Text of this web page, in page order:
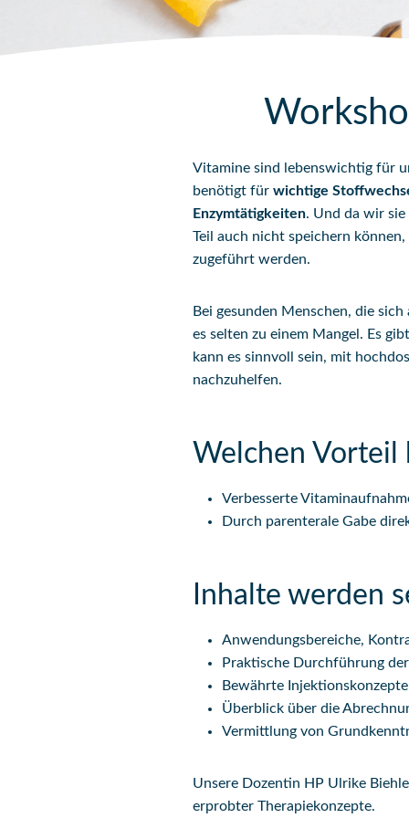
Vitamine sind lebenswichtig für
benötigt für wichtige
Enzymtätigkeiten. Und da wir
Teil auch nicht speichern
zugeführt werden.
Bei gesunden Menschen, die
es selten zu einem Mangel. Es
kann es sinnvoll sein, mit
nachzuhelfen.
Welchen Vorteil
Verbesserte
Durch parenterale Gabe
Inhalte werden
Anwendungsbereiche,
Praktische Durchführung
Bewährte
Überblick über die
Vermittlung von
Unsere Dozentin HP Ulrike
erprobter Therapiekonzepte.